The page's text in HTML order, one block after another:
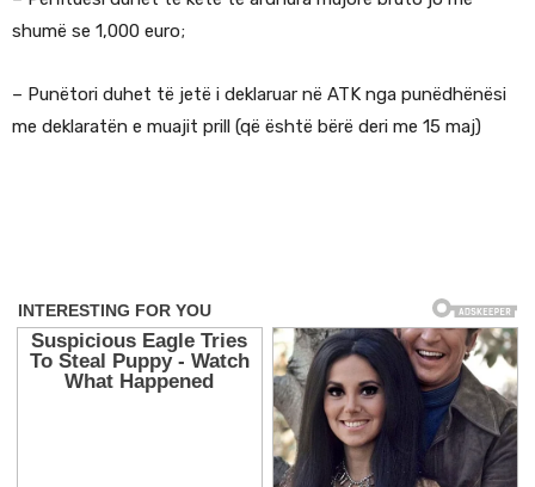
shumë se 1,000 euro;
– Punëtori duhet të jetë i deklaruar në ATK nga punëdhënësi
me deklaratën e muajit prill (që është bërë deri me 15 maj)